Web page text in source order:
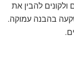
ולקונים להבין את
בהבנה עמוקה.